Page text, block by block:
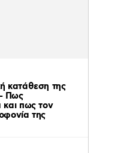
κατάθεση της
Πως
και πως τον
της